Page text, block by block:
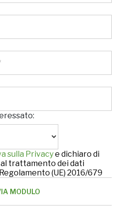
sulla Privacye dichiaro di
trattamento dei dati
(UE) 2016/679